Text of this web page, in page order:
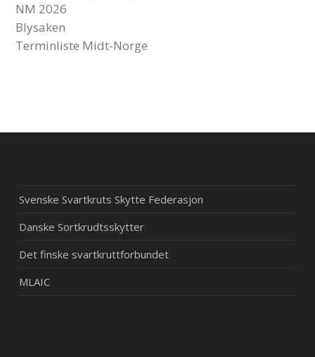
NM 2026
Blysaken
Terminliste Midt-Norge
Svenske Svartkruts Skytte Federasjon
Danske Sortkrudtsskytter
Det finske svartkruttforbundet
MLAIC